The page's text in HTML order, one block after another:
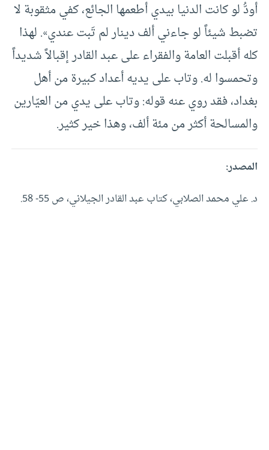
أودُّ لو كانت الدنيا بيدي أطعمها الجائع، كفي مثقوبة لا
تضبط شيئاً لو جاءني ألف دينار لم تَبت عندي». لهذا
كله أقبلت العامة والفقراء على عبد القادر إقبالاً شديداً
وتحمسوا له. وتاب على يديه أعداد كبيرة من أهل
بغداد، فقد روي عنه قوله: وتاب على يدي من العيّارين
والمسالحة أكثر من مئة ألف، وهذا خير كثير.
المصدر:
د. علي محمد الصلابي، كتاب عبد القادر الجيلاني، ص 55- 58.